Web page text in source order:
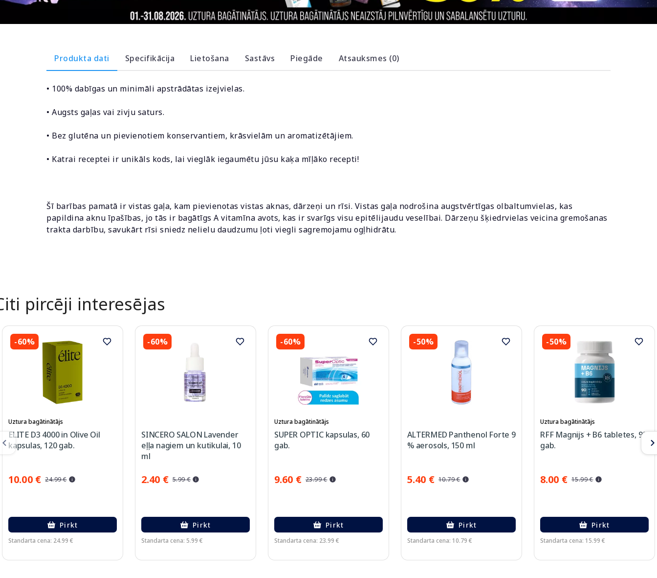
Produkta dati Specifikācija Lietošana Sastāvs Piegāde Atsauksmes (0)
• 100% dabīgas un minimāli apstrādātas izejvielas.
• Augsts gaļas vai zivju saturs.
• Bez glutēna un pievienotiem konservantiem, krāsvielām un aromatizētājiem.
• Katrai receptei ir unikāls kods, lai vieglāk iegaumētu jūsu kaķa mīļāko recepti!
Šī barības pamatā ir vistas gaļa, kam pievienotas vistas aknas, dārzeņi un rīsi. Vistas gaļa nodrošina augstvērtīgas olbaltumvielas, kas
papildina aknu īpašības, jo tās ir bagātīgs A vitamīna avots, kas ir svarīgs visu epitēlijaudu veselībai. Dārzeņu šķiedrvielas veicina gremošanas
trakta darbību, savukārt rīsi sniedz nelielu daudzumu ļoti viegli sagremojamu ogļhidrātu.
pircēji interesējas
-60%
Uztura bagātinātājs
ELITE D3 4000 in Olive Oil
kapsulas, 120 gab.
10.00 € 24.99 €
Pirkt
Standarta cena: 24.99 €
-60%
SINCERO SALON Lavender
eļļa nagiem un kutikulai, 10
ml
2.40 € 5.99 €
Pirkt
Standarta cena: 5.99 €
-60%
Uztura bagātinātājs
SUPER OPTIC kapsulas, 60
gab.
9.60 € 23.99 €
Pirkt
Standarta cena: 23.99 €
-50%
ALTERMED Panthenol Forte 9
% aerosols, 150 ml
5.40 € 10.79 €
Pirkt
Standarta cena: 10.79 €
-50%
Uztura bagātinātājs
RFF Magnijs + B6 tabletes, 90
gab.
8.00 € 15.99 €
Pirkt
Standarta cena: 15.99 €